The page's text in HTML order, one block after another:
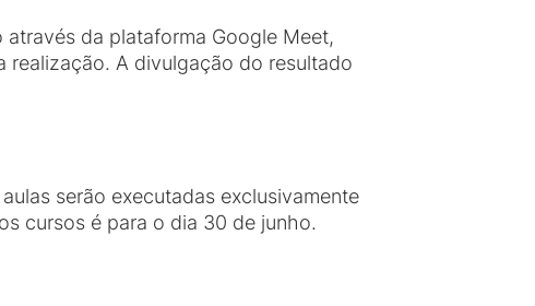
da plataforma Google Meet,
realização. A divulgação do resultado
serão executadas exclusivamente
cursos é para o dia 30 de junho.